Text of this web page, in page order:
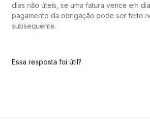
dias não úteis, se uma fatura vence em
pagamento da obrigação pode ser feito
subsequente.
Essa resposta foi útil?